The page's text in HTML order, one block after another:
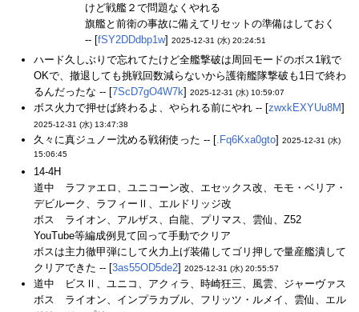
けど戦艦２で問題なくやれる
旗艦と前衛の事故に備えてリセットの準備はしておく
-- [fSY2DDdbp1w] 2025-12-31 (水) 20:24:51
ハード久しぶりで忘れてたけど全艦撃破は周回モードのボス1戦で
OKで、撤退しても挑戦回数減らないから護衛艦隊撃破も1日で終わ
るんだったな -- [7ScD7gO4W7k] 2025-12-31 (水) 10:59:07
ボス火力で押せば終わるよ、やられる前にやれ -- [zwxkEXYUu8M]
2025-12-31 (水) 13:47:38
久々に真ジュノー沈める戦術使った -- [.Fq6Kxa0gto] 2025-12-31 (水)
15:06:45
14-4H
道中 ラファエロ、ユニコーン改、エセックス改、モモ・ベリア・
デビルーク、ラフィーⅡ、エルドリッジ改
ボス ライオン、アルザス、白龍、プリマス、雲仙、Z52
YouTube等編成例見て回って手動でクリア
ボスは主力徹甲弾にして火力上げ装備してゴリ押しで量産艦潰して
クリアできた -- [3as55OD5de2] 2025-12-31 (水) 20:55:57
道中 ビスⅡ、ユニコ、アクィラ、時崎狂三、風雲、ジャーヴァス
ボス ライオン、インプラカブル、フリッツ・ルメイ、雲仙、エル